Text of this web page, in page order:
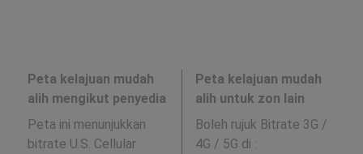
Peta kelajuan mudah
alih mengikut penyedia
Peta ini menunjukkan
bitrate U.S. Cellular
Peta kelajuan mudah
alih untuk zon lain
Boleh rujuk Bitrate 3G /
4G / 5G di :